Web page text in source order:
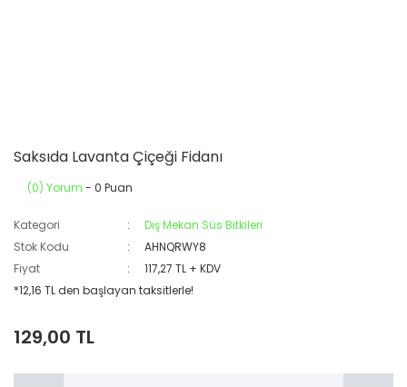
Saksıda Lavanta Çiçeği Fidanı
(0) Yorum - 0 Puan
Kategori
Dış Mekan Süs Bitkileri
Stok Kodu
AHNQRWY8
Fiyat
117,27 TL + KDV
*12,16 TL den başlayan taksitlerle!
129,00 TL